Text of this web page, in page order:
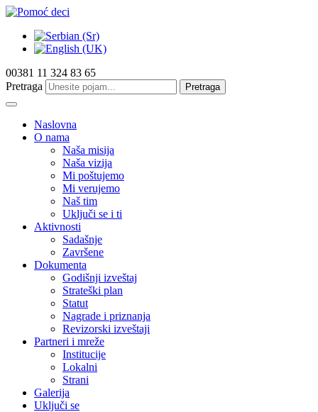
00381 11 324 83 65
Pretraga
Pretraga
Naslovna
O nama
Naša misija
Naša vizija
Mi poštujemo
Mi verujemo
Naš tim
Uključi se i ti
Aktivnosti
Sadašnje
Završene
Dokumenta
Godišnji izveštaj
Strateški plan
Statut
Nagrade i priznanja
Revizorski izveštaji
Partneri i mreže
Institucije
Lokalni
Strani
Galerija
Uključi se